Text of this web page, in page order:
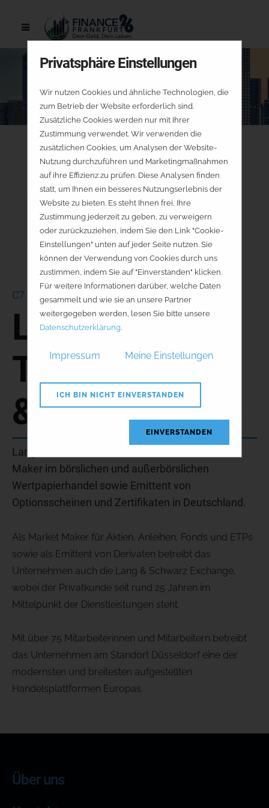
C7
Lang & Schwarz
TradeCenter AG
& Co.KG
Lang & Schwarz ist einer der führenden Market
Maker im börslichen und außerbörslichen
Wertpapierhandel sowie Emittent von
Optionsscheinen und Zertifikaten in Deutschland.
Als Market Maker für Aktien, Anleihen, Fonds und ETPs
sowie als Emittent von Derivaten betreibt das
Unternehmen auch die Lang & Schwarz Exchange,
wobei der Privatkunde seit rund 25 Jahren im
Mittelpunkt der Dienstleistungen steht.
Mit über 75 Mitarbeiterinnen und Mitarbeitern betreibt
das Unternehmen am Standort Düsseldorf eine der
modernsten und breitesten aufgestellten
Handelsplattformen Europas.
Über uns
Privatsphäre Einstellungen
Wir nutzen Cookies und ähnliche Technologien, die
zum Betrieb der Website erforderlich sind.
Zusätzliche Cookies werden nur mit Ihrer
Zustimmung verwendet. Wir verwenden die
zusätzlichen Cookies, um Analysen der Website-
Nutzung durchzuführen und Marketingmaßnahmen
auf ihre Effizienz zu prüfen. Diese Analysen finden
statt, um Ihnen ein besseres Nutzungserlebnis der
Website zu bieten. Es steht Ihnen frei, Ihre
Zustimmung jederzeit zu geben, zu verweigern
oder zurückzuziehen, indem Sie den Link "Cookie-
Einstellungen" unten auf jeder Seite nutzen. Sie
können der Verwendung von Cookies durch uns
zustimmen, indem Sie auf "Einverstanden" klicken.
Für weitere Informationen darüber, welche Daten
gesammelt und wie sie an unsere Partner
weitergegeben werden, lesen Sie bitte unsere
Datenschutzerklärung.
Impressum Meine Einstellungen
ICH BIN NICHT EINVERSTANDEN
EINVERSTANDEN